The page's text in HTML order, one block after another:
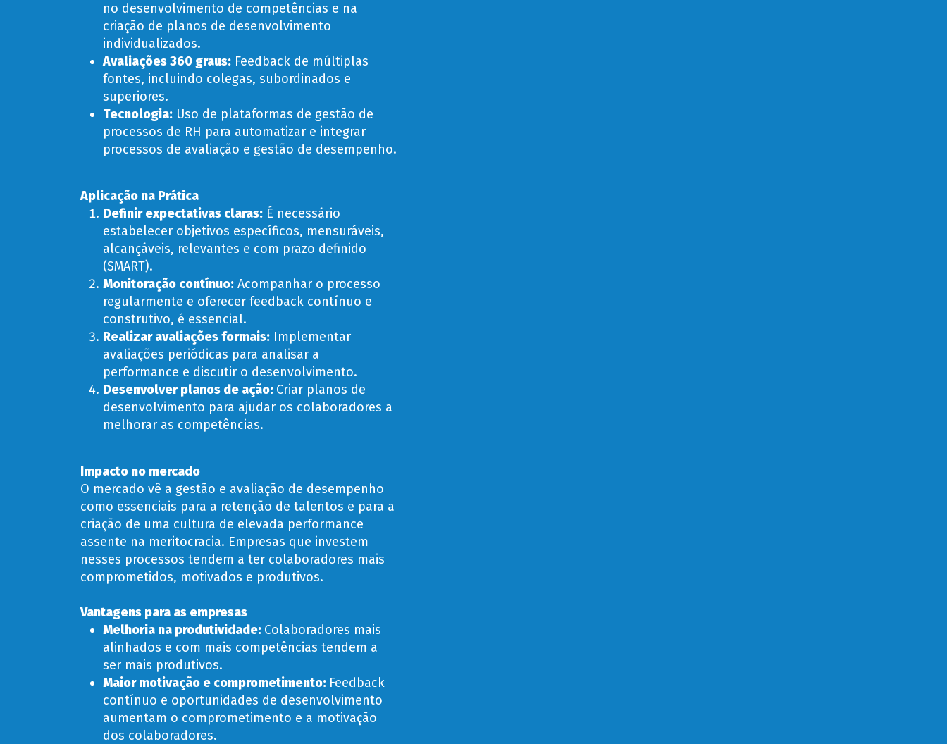
no desenvolvimento de competências e na
criação de planos de desenvolvimento
individualizados.
Avaliações 360 graus: Feedback de múltiplas
fontes, incluindo colegas, subordinados e
superiores.
Tecnologia: Uso de plataformas de gestão de
processos de RH para automatizar e integrar
processos de avaliação e gestão de desempenho.
Aplicação na Prática
Definir expectativas claras: É necessário
estabelecer objetivos específicos, mensuráveis,
alcançáveis, relevantes e com prazo definido
(SMART).
Monitoração contínuo: Acompanhar o processo
regularmente e oferecer feedback contínuo e
construtivo, é essencial.
Realizar avaliações formais: Implementar
avaliações periódicas para analisar a
performance e discutir o desenvolvimento.
Desenvolver planos de ação: Criar planos de
desenvolvimento para ajudar os colaboradores a
melhorar as competências.
Impacto no mercado
O mercado vê a gestão e avaliação de desempenho
como essenciais para a retenção de talentos e para a
criação de uma cultura de elevada performance
assente na meritocracia. Empresas que investem
nesses processos tendem a ter colaboradores mais
comprometidos, motivados e produtivos.
Vantagens para as empresas
Melhoria na produtividade: Colaboradores mais
alinhados e com mais competências tendem a
ser mais produtivos.
Maior motivação e comprometimento: Feedback
contínuo e oportunidades de desenvolvimento
aumentam o comprometimento e a motivação
dos colaboradores.